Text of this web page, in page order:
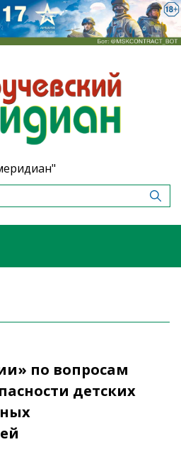
по вопросам
детских